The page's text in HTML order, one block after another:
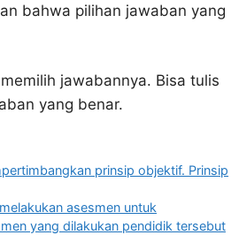
bahwa pilihan jawaban yang
jawabannya. Bisa tulis
yang benar.
prinsip objektif. Prinsip
asesmen untuk
yang dilakukan pendidik tersebut